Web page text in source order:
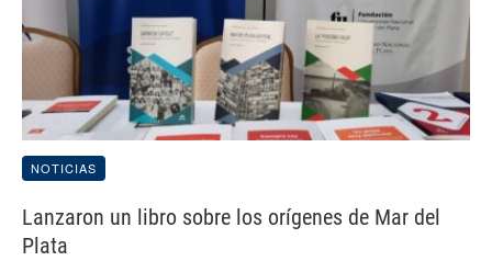
NOTICIAS
Lanzaron un libro sobre los orígenes de Mar del
Plata